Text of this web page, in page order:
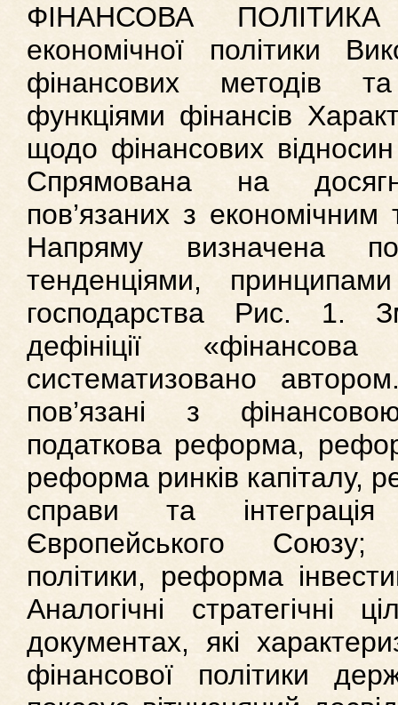
ФІНАНСОВА
економічної політики
фінансових методів
функціями фінансів
щодо фінансових
Спрямована на
пов’язаних з
Напряму визначена
тенденціями,
господарства Рис. 1.
дефініції
систематизовано
пов’язані з
податкова реформа,
реформа ринків капіталу,
справи та
Європейського
політики, реформа
Аналогічні стратегічні
документах, які
фінансової політики